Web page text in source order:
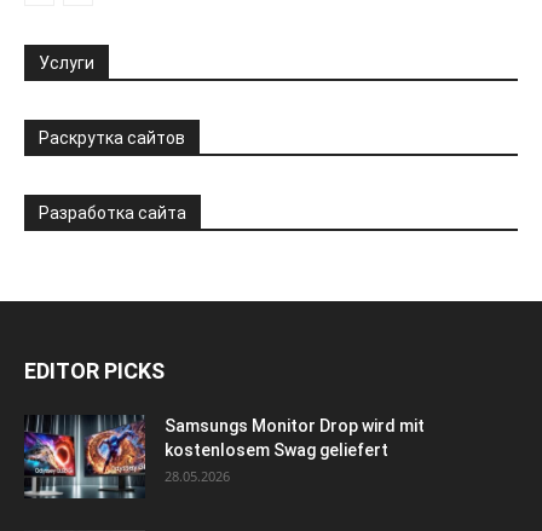
Услуги
Раскрутка сайтов
Разработка сайта
EDITOR PICKS
Samsungs Monitor Drop wird mit
kostenlosem Swag geliefert
28.05.2026